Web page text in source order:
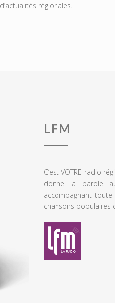
d’actualités régionales.
LFM
C’est VOTRE radio
donne la parole
accompagnant toute
chansons populaires